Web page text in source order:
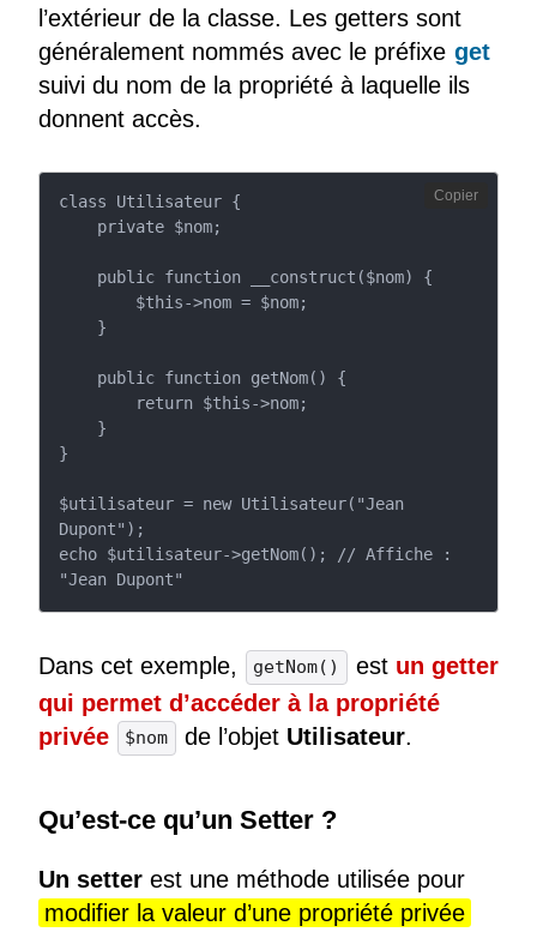
l’extérieur de la classe. Les getters sont
généralement nommés avec le préfixe get
suivi du nom de la propriété à laquelle ils
donnent accès.
class Utilisateur {
}
$utilisateur = new Utilisateur("Jean
Dupont");
echo $utilisateur->getNom(); // Affiche :
"Jean Dupont"
Copier
Dans cet exemple, getNom() est un getter
qui permet d’accéder à la propriété
privée
$nom de l’objet Utilisateur.
Qu’est-ce qu’un Setter ?
Un setter est une méthode utilisée pour
modifier la valeur d’une propriété privée